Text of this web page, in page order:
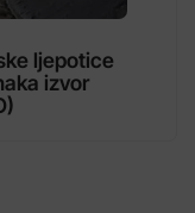
ljepotice
izvor